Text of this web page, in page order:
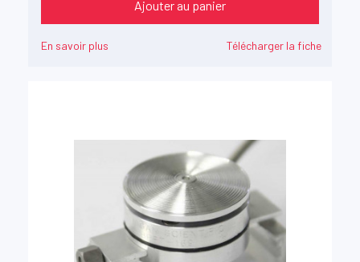
Ajouter au panier
En savoir plus Télécharger la fiche